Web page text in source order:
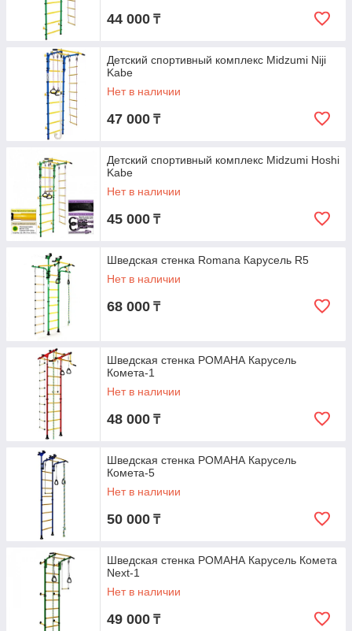
44 000 ₸
Детский спортивный комплекс Midzumi Niji
Kabe
Нет в наличии
47 000 ₸
Детский спортивный комплекс Midzumi Hoshi
Kabe
Нет в наличии
45 000 ₸
Шведская стенка Romana Карусель R5
Нет в наличии
68 000 ₸
Шведская стенка РОМАНА Карусель
Комета-1
Нет в наличии
48 000 ₸
Шведская стенка РОМАНА Карусель
Комета-5
Нет в наличии
50 000 ₸
Шведская стенка РОМАНА Карусель Комета
Next-1
Нет в наличии
49 000 ₸